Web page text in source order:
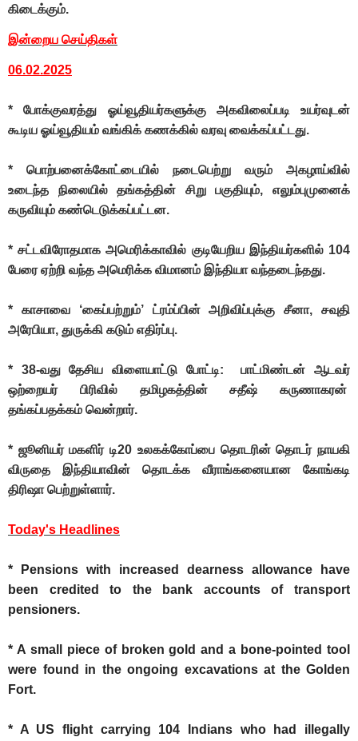
கிடைக்கும்.
இன்றைய செய்திகள்
06.02.2025
* போக்குவரத்து ஓய்வூதியர்களுக்கு அகவிலைப்படி உயர்வுடன்
கூடிய ஓய்வூதியம் வங்கிக் கணக்கில் வரவு வைக்கப்பட்டது.
* பொற்பனைக்கோட்டையில் நடைபெற்று வரும் அகழாய்வில்
உடைந்த நிலையில் தங்கத்தின் சிறு பகுதியும், எலும்புமுனைக்
கருவியும் கண்டெடுக்கப்பட்டன.
* சட்டவிரோதமாக அமெரிக்காவில் குடியேறிய இந்தியர்களில் 104
பேரை ஏற்றி வந்த அமெரிக்க விமானம் இந்தியா வந்தடைந்தது.
* காசாவை ‘கைப்பற்றும்’ ட்ரம்ப்பின் அறிவிப்புக்கு சீனா, சவுதி
அரேபியா, துருக்கி கடும் எதிர்ப்பு.
* 38-வது தேசிய விளையாட்டு போட்டி: பாட்மிண்டன் ஆடவர்
ஒற்றையர் பிரிவில் தமிழகத்தின் சதீஷ் கருணாகரன்
தங்கப்பதக்கம் வென்றார்.
* ஜூனியர் மகளிர் டி20 உலகக்கோப்பை தொடரின் தொடர் நாயகி
விருதை இந்தியாவின் தொடக்க வீராங்கனையான கோங்கடி
திரிஷா பெற்றுள்ளார்.
Today's Headlines
* Pensions with increased dearness allowance have
been credited to the bank accounts of transport
pensioners.
* A small piece of broken gold and a bone-pointed tool
were found in the ongoing excavations at the Golden
Fort.
* A US flight carrying 104 Indians who had illegally